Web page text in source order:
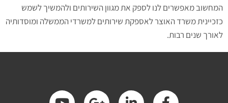
המחשוב מאפשרים לנו לספק את מגוון השירותים ולהמשיך לשמש
כזכיינית משרד האוצר לאספקת שירותים למשרדי הממשלה ומוסדותיה
לאורך שנים רבות.